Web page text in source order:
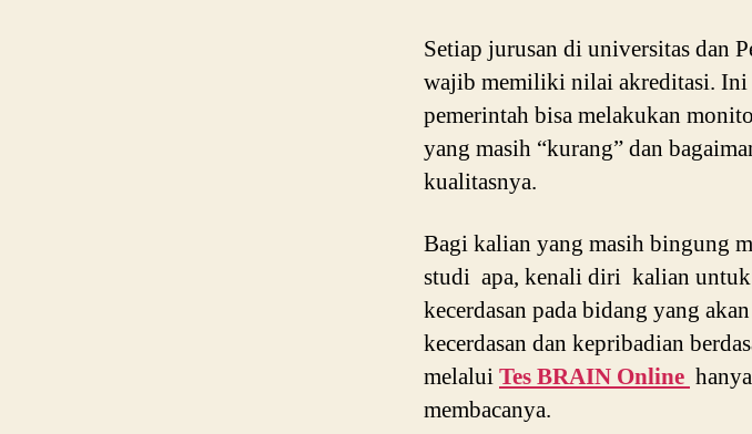
Setiap jurusan di universitas dan
wajib memiliki nilai akreditasi. Ini
pemerintah bisa melakukan
yang masih “kurang” dan
kualitasnya.
Bagi kalian yang masih bingung
studi apa, kenali diri kalian untuk
kecerdasan pada bidang yang
kecerdasan dan kepribadian
melaluiTes BRAIN Online
membacanya.